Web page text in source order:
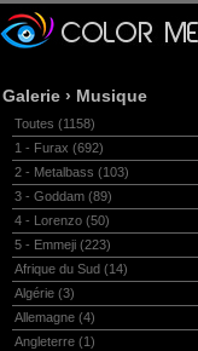
Galerie › Musique
Toutes (1158)
1 - Furax (692)
2 - Metalbass (103)
3 - Goddam (89)
4 - Lorenzo (50)
5 - Emmeji (223)
Afrique du Sud (14)
Algérie (3)
Allemagne (4)
Angleterre (1)